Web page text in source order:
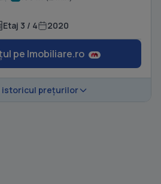
Etaj 3 / 4 2020
pe Imobiliare.ro
istoricul prețurilor